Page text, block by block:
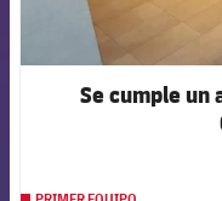
Se cumple un